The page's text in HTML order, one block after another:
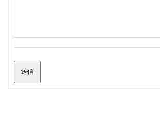
送信